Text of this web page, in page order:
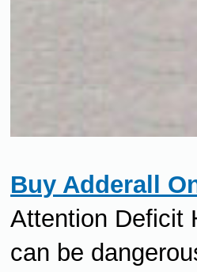
Buy Adderall
Attention Deficit
can be